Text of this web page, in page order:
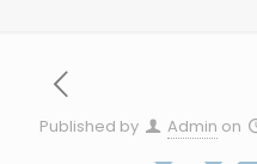
Published by Admin on